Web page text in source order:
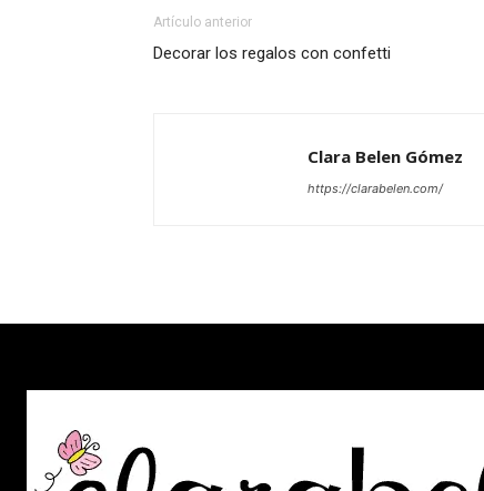
Artículo anterior
Decorar los regalos con confetti
Clara Belen Gómez
https://clarabelen.com/